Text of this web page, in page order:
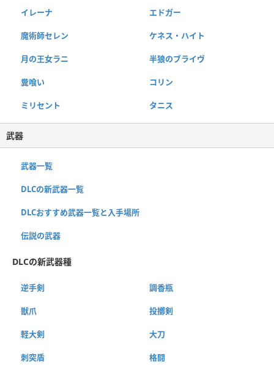
イレーナ エドガー
魔術師セレン ケネス・ハイト
月の王女ラニ 半狼のブライヴ
糞喰い コリン
ミリセント タニス
武器
武器一覧
DLCの新武器一覧
DLCおすすめ武器一覧と入手場所
伝説の武器
DLCの新武器種
逆手剣 調香瓶
獣爪 投擲剣
軽大剣 大刀
刺突盾 格闘